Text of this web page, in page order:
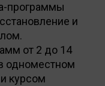
программы
и
от 2 до 14
одноместном
курсом